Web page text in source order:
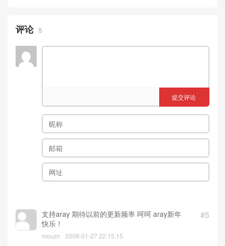
评论 5
提交评论
#5
支持aray 期待以前的更新频率 呵呵 aray新年
快乐！
mouzn 2009-01-27 22:15:15